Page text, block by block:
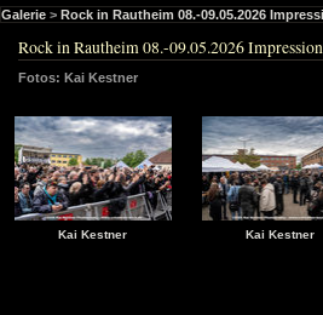
Galerie > Rock in Rautheim 08.-09.05.2026
Rock in Rautheim 08.-09.05.2026
Fotos: Kai Kestner
Kai Kestner Kai Kestner